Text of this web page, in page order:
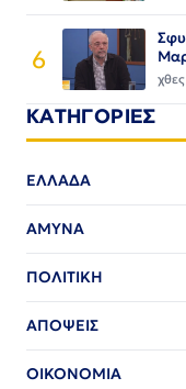
6
χθες
ΚΑΤΗΓΟΡΙΕΣ
ΕΛΛΑΔΑ
ΑΜΥΝΑ
ΠΟΛΙΤΙΚΗ
ΑΠΟΨΕΙΣ
ΟΙΚΟΝΟΜΙΑ